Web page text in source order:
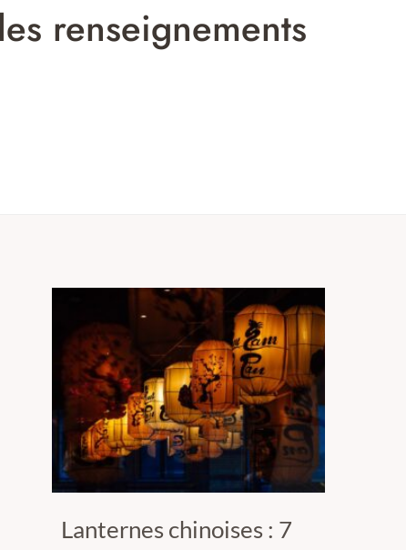
renseignements
Lanternes chinoises : 7